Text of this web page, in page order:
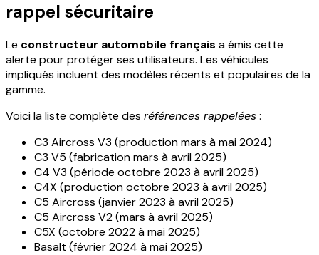
rappel sécuritaire
Le constructeur automobile français a émis cette
alerte pour protéger ses utilisateurs. Les véhicules
impliqués incluent des modèles récents et populaires de la
gamme.
Voici la liste complète des références rappelées:
C3 Aircross V3 (production mars à mai 2024)
C3 V5 (fabrication mars à avril 2025)
C4 V3 (période octobre 2023 à avril 2025)
C4X (production octobre 2023 à avril 2025)
C5 Aircross (janvier 2023 à avril 2025)
C5 Aircross V2 (mars à avril 2025)
C5X (octobre 2022 à mai 2025)
Basalt (février 2024 à mai 2025)